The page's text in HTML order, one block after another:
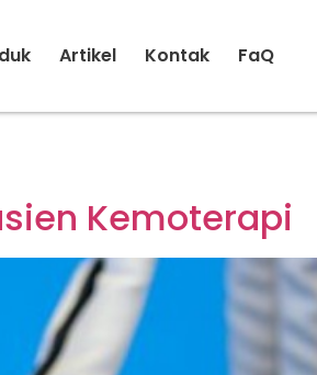
Artikel Kontak FaQ
Kemoterapi